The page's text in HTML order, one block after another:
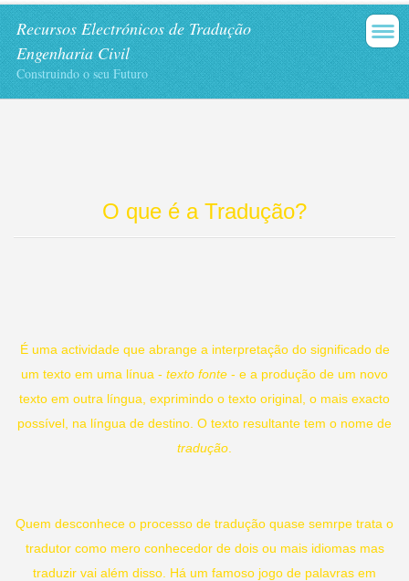
Recursos Electrónicos de Tradução
Engenharia Civil
Construindo o seu Futuro
O que é a Tradução?
É uma actividade que abrange a interpretação do significado de
um texto em uma línua - texto fonte - e a produção de um novo
texto em outra língua, exprimindo o texto original, o mais exacto
possível, na língua de destino. O texto resultante tem o nome de
tradução
Quem desconhece o processo de tradução quase semrpe trata o
tradutor como mero conhecedor de dois ou mais idiomas mas
traduzir vai além disso. Há um famoso jogo de palavras em